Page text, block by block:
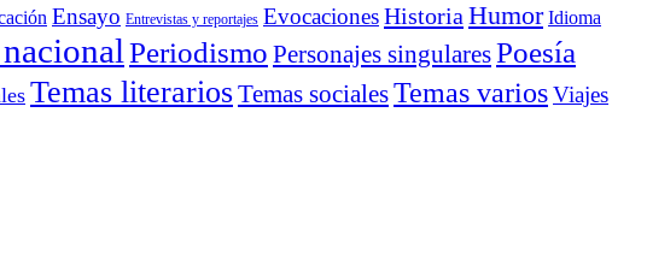
Ensayo Entrevistas y reportajes EvocacionesHistoria Humor Idioma
Periodismo Personajes singularesPoesía
Temas literariosTemas socialesTemas variosViajes